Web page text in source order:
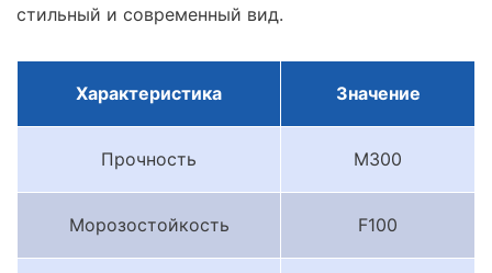
стильный и современный вид.
Характеристика Значение
Прочность M300
Морозостойкость F100